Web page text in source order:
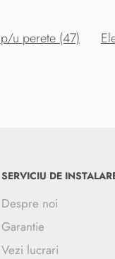
u perete (47)
SERVICIU DE
Despre noi
Garantie
Vezi lucrari